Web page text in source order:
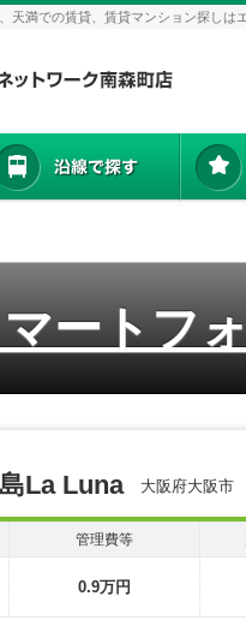
天満での賃貸、賃貸マンション探しは
ートフ
La Luna 大阪府大阪市
管理費等
0.9万円